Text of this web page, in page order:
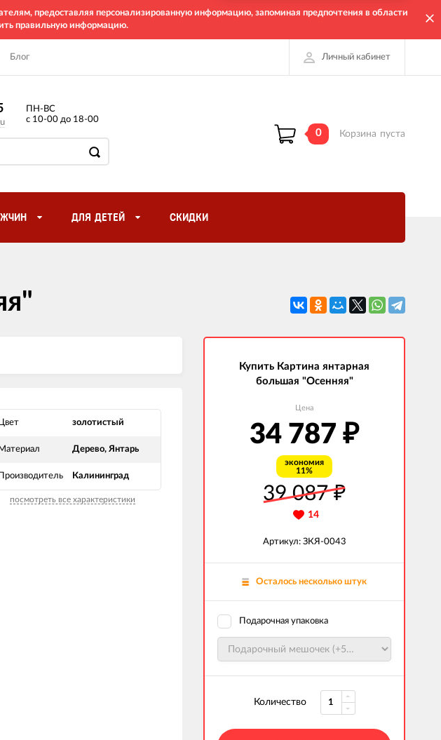
предоставляя персонализированную информацию, запоминая предпочтения в области
правильную информацию.
Блог Личный кабинет
ПН-ВС
с 10-00 до 18-00
0 Корзина пуста
ДЛЯ ДЕТЕЙ СКИДКИ
Цвет золотистый
Материал Дерево, Янтарь
Производитель Калининград
посмотреть все характеристики
Купить Картина янтарная
большая "Осенняя"
Цена
34 787 ₽
экономия
11%
39 087₽
14
Артикул: ЗКЯ-0043
Осталось несколько штук
Подарочная упаковка
Количество